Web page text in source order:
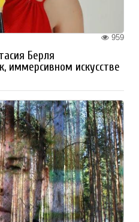
959
Берля
иммерсивном искусстве